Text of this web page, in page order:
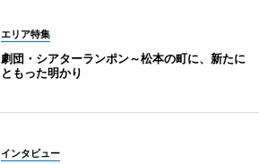
エリア特集
劇団・シアターランポン～松本の町に、新たに
ともった明かり
インタビュー